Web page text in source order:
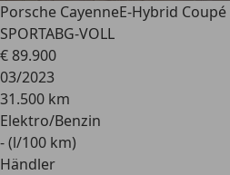
Porsche CayenneE-Hybrid Coupé
SPORTABG-VOLL
€ 89.900
03/2023
31.500 km
Elektro/Benzin
- (l/100 km)
Händler